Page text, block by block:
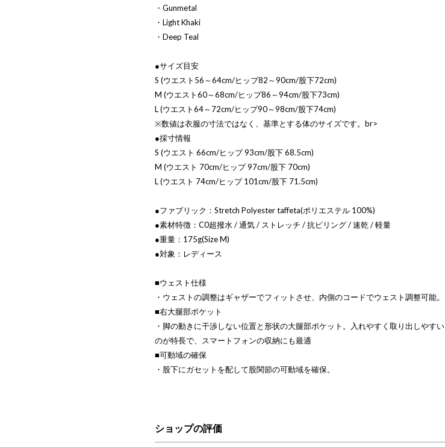
・Gunmetal
・Light Khaki
・Deep Teal
●サイズ目安
S (ウエスト56～64cm/ヒップ82～90cm/股下72cm)
M (ウエスト60～68cm/ヒップ86～94cm/股下73cm)
L (ウエスト64～72cm/ヒップ90～98cm/股下74cm)
※数値は衣服の寸法ではなく、基準とする体のサイズです。br>
●採寸情報
S (ウエスト 66cm/ヒップ 93cm/股下 68.5cm)
M (ウエスト 70cm/ヒップ 97cm/股下 70cm)
L (ウエスト 74cm/ヒップ 101cm/股下 71.5cm)
●ファブリック：Stretch Polyester taffeta(ポリエステル 100%)
●素材特徴：C0超撥水 / 通気 / ストレッチ / 抗ピリング / 速乾 / 軽量
●重量：175g(Size M)
●対象：レディース
■ウェスト仕様
・ウェストの調整はギャザーでフィットさせ、内側のコードでウェスト調整可能。
■右大腿部ポケット
・脚の動きに干渉しない位置と形状の大腿部ポケット。入れやすく取り出しやすい
のが特長で、スマートフォンの収納にも最適
■可動域の確保
・股下にガセットを配して股関節の可動域を確保。
ショップの評価